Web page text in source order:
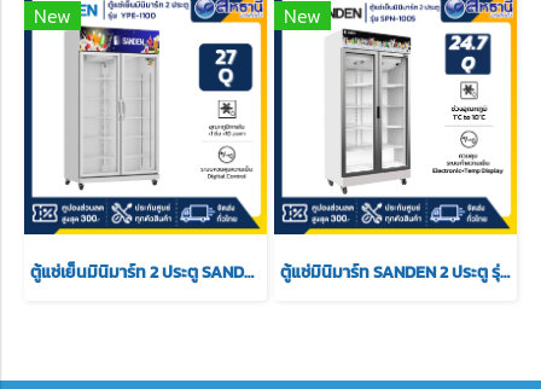
New
ตู้แช่เย็นมินิมาร์ท 2 ประตู SANDEN รุ่น YPE-1100 ความจุ 27Q
New
ตู้แช่มินิมาร์ท SANDEN 2 ประตู รุ่น SPN-1005 ขนาด 24.7 สีขาว